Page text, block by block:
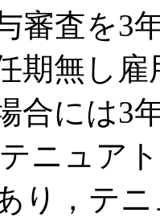
審査を3
期無し
合には3
ニュア
り，テ